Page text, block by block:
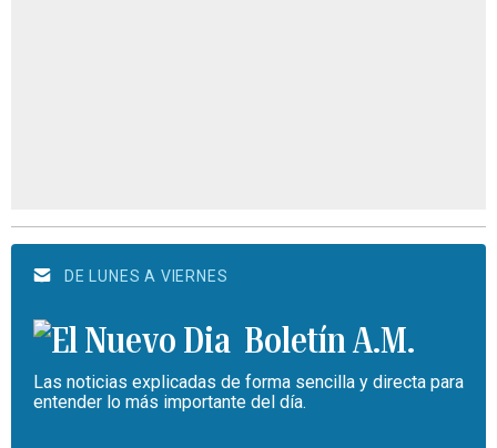
DE LUNES A VIERNES
Boletín A.M.
Las noticias explicadas de forma sencilla y directa para
entender lo más importante del día.